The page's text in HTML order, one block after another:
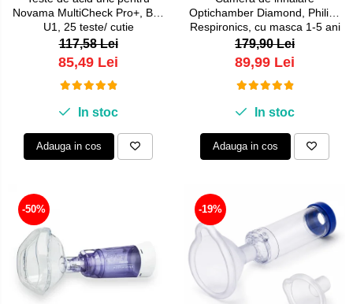
Novama MultiCheck Pro+, BK-
U1, 25 teste/ cutie
117,58 Lei
85,49 Lei
In stoc
Adauga in cos
Optichamber Diamond, Philips
Respironics, cu masca 1-5 ani
179,90 Lei
89,99 Lei
In stoc
Adauga in cos
-50% -19%